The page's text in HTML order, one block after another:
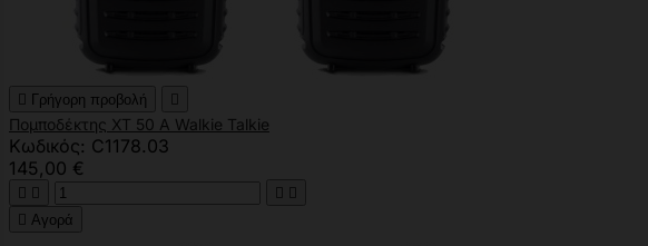
 Γρήγορη προβολή 
Πομποδέκτης XT 50 A Walkie Talkie
Κωδικός: C1178.03
145,00 €
   
 Αγορά